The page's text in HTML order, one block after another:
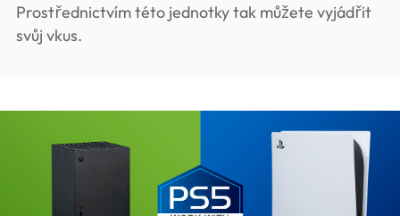
Prostřednictvím této jednotky tak můžete vyjádřit
svůj vkus.